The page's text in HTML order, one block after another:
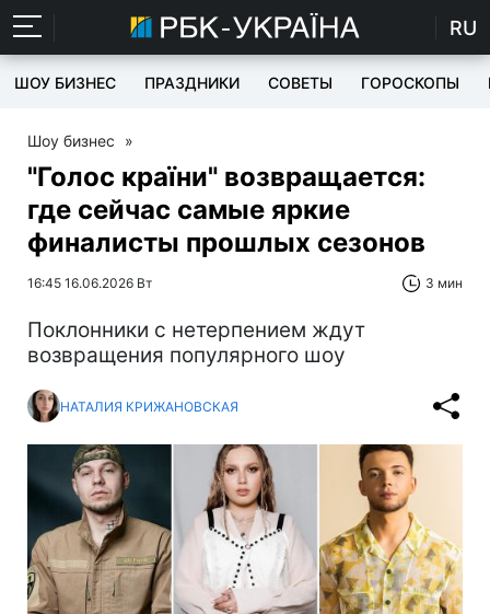
RU
ШОУ БИЗНЕС ПРАЗДНИКИ СОВЕТЫ ГОРОСКОПЫ
Шоу бизнес »
"Голос країни" возвращается:
где сейчас самые яркие
финалисты прошлых сезонов
16:45 16.06.2026 Вт 3 мин
Поклонники с нетерпением ждут
возвращения популярного шоу
НАТАЛИЯ КРИЖАНОВСКАЯ